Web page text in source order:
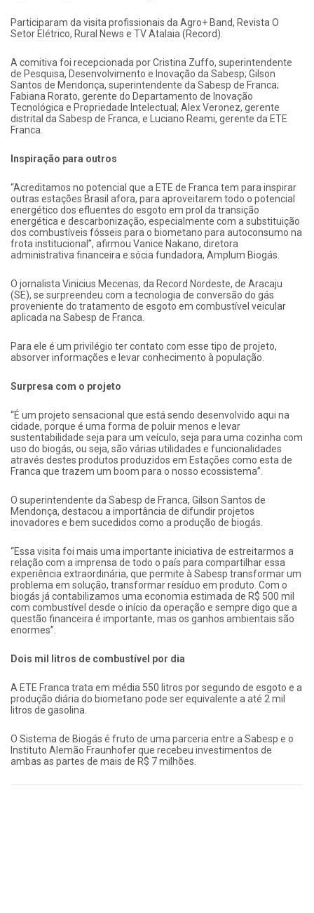
Participaram da visita profissionais da Agro+ Band, Revista O
Setor Elétrico, Rural News e TV Atalaia (Record).
A comitiva foi recepcionada por Cristina Zuffo, superintendente
de Pesquisa, Desenvolvimento e Inovação da Sabesp; Gilson
Santos de Mendonça, superintendente da Sabesp de Franca;
Fabiana Rorato, gerente do Departamento de Inovação
Tecnológica e Propriedade Intelectual; Alex Veronez, gerente
distrital da Sabesp de Franca, e Luciano Reami, gerente da ETE
Franca.
Inspiração para outros
“Acreditamos no potencial que a ETE de Franca tem para inspirar
outras estações Brasil afora, para aproveitarem todo o potencial
energético dos efluentes do esgoto em prol da transição
energética e descarbonização, especialmente com a substituição
dos combustíveis fósseis para o biometano para autoconsumo na
frota institucional”, afirmou Vanice Nakano, diretora
administrativa financeira e sócia fundadora, Amplum Biogás.
O jornalista Vinicius Mecenas, da Record Nordeste, de Aracaju
(SE), se surpreendeu com a tecnologia de conversão do gás
proveniente do tratamento de esgoto em combustível veicular
aplicada na Sabesp de Franca.
Para ele é um privilégio ter contato com esse tipo de projeto,
absorver informações e levar conhecimento à população.
Surpresa com o projeto
“É um projeto sensacional que está sendo desenvolvido aqui na
cidade, porque é uma forma de poluir menos e levar
sustentabilidade seja para um veículo, seja para uma cozinha com
uso do biogás, ou seja, são várias utilidades e funcionalidades
através destes produtos produzidos em Estações como esta de
Franca que trazem um boom para o nosso ecossistema”.
O superintendente da Sabesp de Franca, Gilson Santos de
Mendonça, destacou a importância de difundir projetos
inovadores e bem sucedidos como a produção de biogás.
“Essa visita foi mais uma importante iniciativa de estreitarmos a
relação com a imprensa de todo o país para compartilhar essa
experiência extraordinária, que permite à Sabesp transformar um
problema em solução, transformar resíduo em produto. Com o
biogás já contabilizamos uma economia estimada de R$ 500 mil
com combustível desde o início da operação e sempre digo que a
questão financeira é importante, mas os ganhos ambientais são
enormes”.
Dois mil litros de combustível por dia
A ETE Franca trata em média 550 litros por segundo de esgoto e a
produção diária do biometano pode ser equivalente a até 2 mil
litros de gasolina.
O Sistema de Biogás é fruto de uma parceria entre a Sabesp e o
Instituto Alemão Fraunhofer que recebeu investimentos de
ambas as partes de mais de R$ 7 milhões.